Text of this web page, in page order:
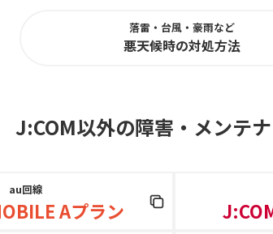
落雷・台風・豪雨など
悪天候時の対処方法
J:COM以外の障害 ・ メンテ
au回線
Aプラン